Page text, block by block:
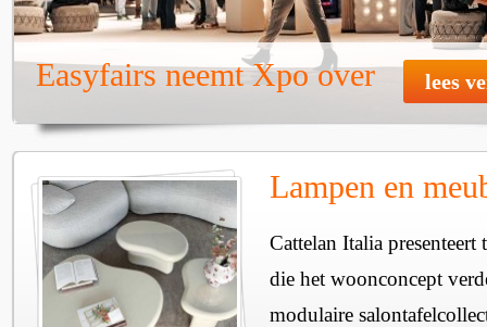
Easyfairs neemt Xpo over lees
Lampen en
Cattelan Italia
die het woonconcept
modulaire